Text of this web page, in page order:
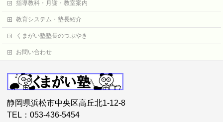
指導教科・月謝・教室案内
教育システム・塾長紹介
くまがい塾塾長のつぶやき
お問い合わせ
静岡県浜松市中央区高丘北1-12-8
TEL：053-436-5454